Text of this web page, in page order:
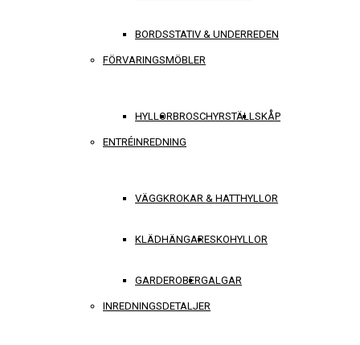
BORDSSTATIV & UNDERREDEN
FÖRVARINGSMÖBLER
HYLLORBROSCHYRSTÄLLSKÅP
ENTRÉINREDNING
VÄGGKROKAR & HATTHYLLOR
KLÄDHÄNGARESKOHYLLOR
GARDEROBERGALGAR
INREDNINGSDETALJER